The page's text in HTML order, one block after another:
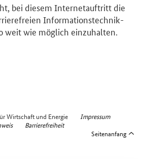
bei diesem Internetauftritt die
Informationstechnik-
weit wie möglich einzuhalten.
Wirtschaft und Energie
Impressum
Barrierefreiheit
Seitenanfang